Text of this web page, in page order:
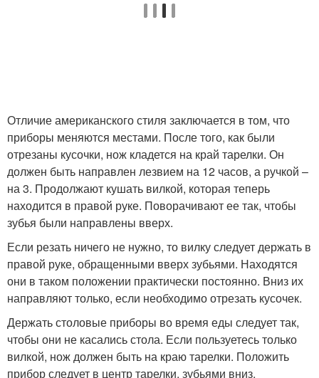
Отличие американского стиля заключается в том, что
приборы меняются местами. После того, как были
отрезаны кусочки, нож кладется на край тарелки. Он
должен быть направлен лезвием на 12 часов, а ручкой –
на 3. Продолжают кушать вилкой, которая теперь
находится в правой руке. Поворачивают ее так, чтобы
зубья были направлены вверх.
Если резать ничего не нужно, то вилку следует держать в
правой руке, обращенными вверх зубьями. Находятся
они в таком положении практически постоянно. Вниз их
направляют только, если необходимо отрезать кусочек.
Держать столовые приборы во время еды следует так,
чтобы они не касались стола. Если пользуетесь только
вилкой, нож должен быть на краю тарелки. Положить
прибор следует в центр тарелки, зубьями вниз.